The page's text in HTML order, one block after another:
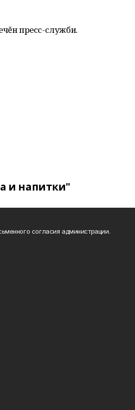
пресс-служби.
и напитки"
согласия администрации.